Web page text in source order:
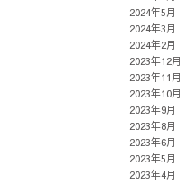
2024年5月
2024年3月
2024年2月
2023年12月
2023年11月
2023年10月
2023年9月
2023年8月
2023年6月
2023年5月
2023年4月